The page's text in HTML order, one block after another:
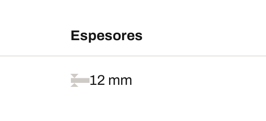
Espesores
12 mm